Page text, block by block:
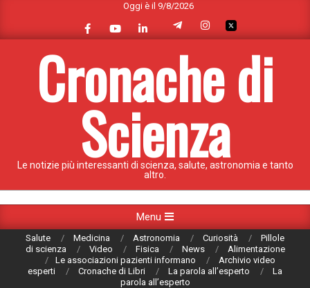
content
Oggi è il 9/8/2026
Cronache di
Scienza
Le notizie più interessanti di scienza, salute, astronomia e tanto
altro.
Navigation
Menu
Salute Medicina Astronomia Curiosità
Pillole
di scienza
Video Fisica News
Alimentazione
Le associazioni pazienti informano
Archivio video
esperti
Cronache di Libri La parola all’esperto
La
parola all’esperto